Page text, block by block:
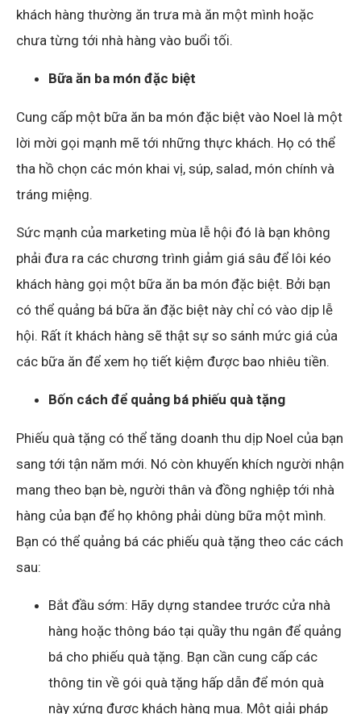
khách hàng thường ăn trưa mà ăn một mình hoặc
chưa từng tới nhà hàng vào buổi tối.
Bữa ăn ba món đặc biệt
Cung cấp một bữa ăn ba món đặc biệt vào Noel là một
lời mời gọi mạnh mẽ tới những thực khách. Họ có thể
tha hồ chọn các món khai vị, súp, salad, món chính và
tráng miệng.
Sức mạnh của marketing mùa lễ hội đó là bạn không
phải đưa ra các chương trình giảm giá sâu để lôi kéo
khách hàng gọi một bữa ăn ba món đặc biệt. Bởi bạn
có thể quảng bá bữa ăn đặc biệt này chỉ có vào dịp lễ
hội. Rất ít khách hàng sẽ thật sự so sánh mức giá của
các bữa ăn để xem họ tiết kiệm được bao nhiêu tiền.
Bốn cách để quảng bá phiếu quà tặng
Phiếu quà tặng có thể tăng doanh thu dịp Noel của bạn
sang tới tận năm mới. Nó còn khuyến khích người nhận
mang theo bạn bè, người thân và đồng nghiệp tới nhà
hàng của bạn để họ không phải dùng bữa một mình.
Bạn có thể quảng bá các phiếu quà tặng theo các cách
sau:
Bắt đầu sớm: Hãy dựng standee trước cửa nhà
hàng hoặc thông báo tại quầy thu ngân để quảng
bá cho phiếu quà tặng. Bạn cần cung cấp các
thông tin về gói quà tặng hấp dẫn để món quà
này xứng được khách hàng mua. Một giải pháp